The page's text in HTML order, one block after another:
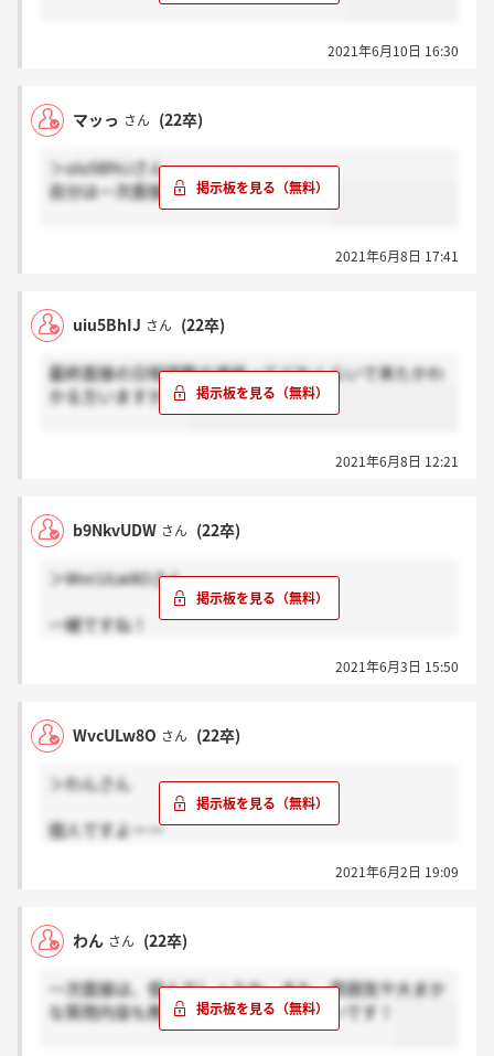
2021年6月10日 16:30
マッっ さん (22卒)
＞uiu5BhIJさん
自分は一次面接の次の日に来ましたー
2021年6月8日 17:41
uiu5BhIJ さん (22卒)
最終面接の日程調整の連絡ってどれくらいで来たかわ
かる方いますか？?
2021年6月8日 12:21
b9NkvUDW さん (22卒)
＞WvcULw8Oさん
一緒ですね！
2021年6月3日 15:50
WvcULw8O さん (22卒)
＞わんさん
個人ですよーー
和やかですけど 深堀の深堀されるので聞いて思ったこ
落ち着いて望めば問題ないです！
2021年6月2日 19:09
わん さん (22卒)
一次面接は、個人でしょうか。また、雰囲気や大まか
な質問内容も教えていただけると嬉しいです！